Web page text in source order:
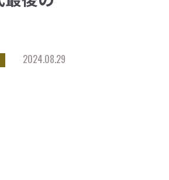
2024.08.29